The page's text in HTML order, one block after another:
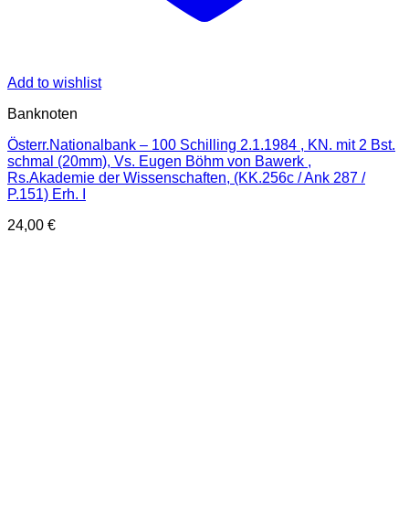
Add to wishlist
Banknoten
Österr.Nationalbank – 100 Schilling 2.1.1984 , KN. mit 2 Bst.
schmal (20mm), Vs. Eugen Böhm von Bawerk ,
Rs.Akademie der Wissenschaften, (KK.256c / Ank 287 /
P.151) Erh. I
24,00 €